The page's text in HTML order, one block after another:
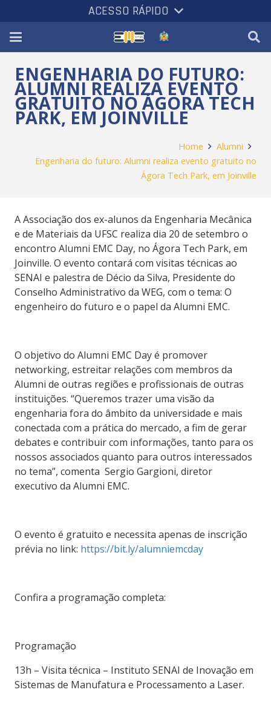
ACESSO RÁPIDO
ENGENHARIA DO FUTURO:
ALUMNI REALIZA EVENTO
GRATUITO NO ÁGORA TECH
PARK, EM JOINVILLE
Home
Alumni
Engenharia do futuro: Alumni realiza evento gratuito no
Ágora Tech Park, em Joinville
A Associação dos ex-alunos da Engenharia Mecânica
e de Materiais da UFSC realiza dia 20 de setembro o
encontro Alumni EMC Day, no Ágora Tech Park, em
Joinville. O evento contará com visitas técnicas ao
SENAI e palestra de Décio da Silva, Presidente do
Conselho Administrativo da WEG, com o tema: O
engenheiro do futuro e o papel da Alumni EMC.
O objetivo do Alumni EMC Day é promover
networking, estreitar relações com membros da
Alumni de outras regiões e profissionais de outras
instituições. “Queremos trazer uma visão da
engenharia fora do âmbito da universidade e mais
conectada com a prática do mercado, a fim de gerar
debates e contribuir com informações, tanto para os
nossos associados quanto para outros interessados
no tema”, comenta Sergio Gargioni, diretor
executivo da Alumni EMC.
O evento é gratuito e necessita apenas de inscrição
prévia no link: https://bit.ly/alumniemcday
Confira a programação completa:
Programação
13h – Visita técnica – Instituto SENAI de Inovação em
Sistemas de Manufatura e Processamento a Laser.